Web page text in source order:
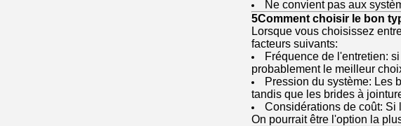
Ne convient pas aux
5Comment choisir le bon
Lorsque vous choisissez
facteurs suivants:
Fréquence de l'entretien:
probablement le meilleur
Pression du système: Les
tandis que les brides à
Considérations de coût: Si
On pourrait être l'option la